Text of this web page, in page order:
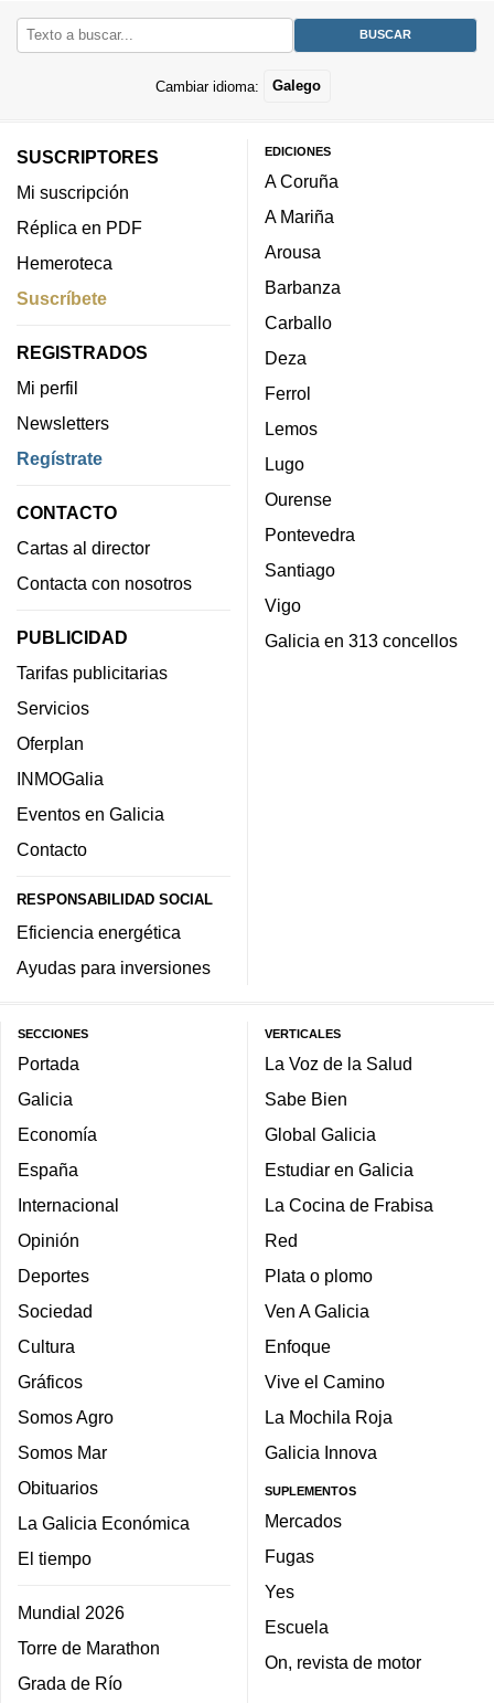
Cambiar idioma: Galego
SUSCRIPTORES
Mi suscripción
Réplica en PDF
Hemeroteca
Suscríbete
REGISTRADOS
Mi perfil
Newsletters
Regístrate
CONTACTO
Cartas al director
Contacta con nosotros
PUBLICIDAD
Tarifas publicitarias
Servicios
Oferplan
INMOGalia
Eventos en Galicia
Contacto
RESPONSABILIDAD SOCIAL
Eficiencia energética
Ayudas para inversiones
EDICIONES
A Coruña
A Mariña
Arousa
Barbanza
Carballo
Deza
Ferrol
Lemos
Lugo
Ourense
Pontevedra
Santiago
Vigo
Galicia en 313 concellos
SECCIONES
Portada
Galicia
Economía
España
Internacional
Opinión
Deportes
Sociedad
Cultura
Gráficos
Somos Agro
Somos Mar
Obituarios
La Galicia Económica
El tiempo
Mundial 2026
Torre de Marathon
Grada de Río
VERTICALES
La Voz de la Salud
Sabe Bien
Global Galicia
Estudiar en Galicia
La Cocina de Frabisa
Red
Plata o plomo
Ven A Galicia
Enfoque
Vive el Camino
La Mochila Roja
Galicia Innova
SUPLEMENTOS
Mercados
Fugas
Yes
Escuela
On, revista de motor